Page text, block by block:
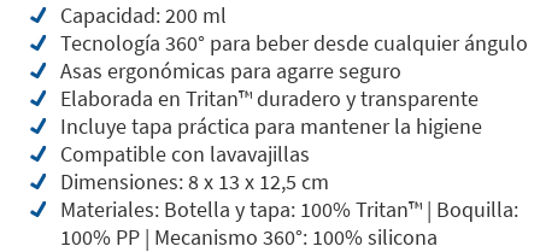
Capacidad: 200 ml
Tecnología 360° para beber desde cualquier ángulo
Asas ergonómicas para agarre seguro
Elaborada en Tritan™️ duradero y transparente
Incluye tapa práctica para mantener la higiene
Compatible con lavavajillas
Dimensiones: 8 x 13 x 12,5 cm
Materiales: Botella y tapa: 100% Tritan™️ | Boquilla:
100% PP | Mecanismo 360°: 100% silicona